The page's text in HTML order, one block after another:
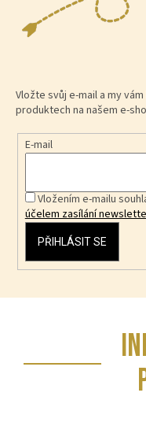
Vložte svůj e-mail a my
produktech na našem e-
E-mail
Vložením e-mailu
účelem zasílání
PŘIHLÁSIT SE